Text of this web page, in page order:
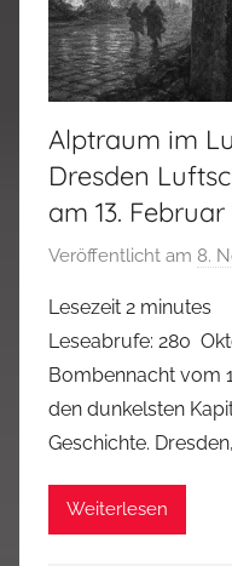
Alptraum im
Dresden
am 13. Februar
Veröffentlicht am 8.
Lesezeit 2 minutes
Leseabrufe: 280
Bombennacht vom
den dunkelsten
Geschichte. Dresden,
Weiterlesen